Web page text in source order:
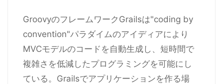
GroovyのフレームワークGrailsは"coding by
convention"パラダイムのアイディアにより
MVCモデルのコードを自動生成し、短時間で
複雑さを低減したプログラミングを可能にし
ている。Grailsでアプリケーションを作る場